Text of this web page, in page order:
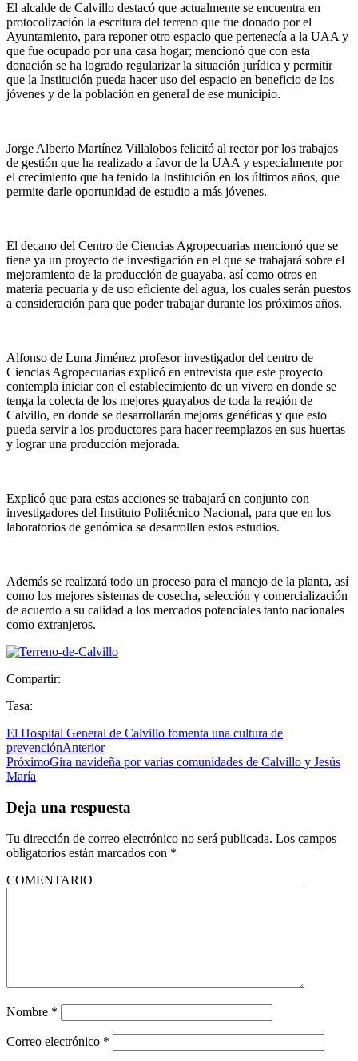
El alcalde de Calvillo destacó que actualmente se encuentra en
protocolización la escritura del terreno que fue donado por el
Ayuntamiento, para reponer otro espacio que pertenecía a la UAA y
que fue ocupado por una casa hogar; mencionó que con esta
donación se ha logrado regularizar la situación jurídica y permitir
que la Institución pueda hacer uso del espacio en beneficio de los
jóvenes y de la población en general de ese municipio.
Jorge Alberto Martínez Villalobos felicitó al rector por los trabajos
de gestión que ha realizado a favor de la UAA y especialmente por
el crecimiento que ha tenido la Institución en los últimos años, que
permite darle oportunidad de estudio a más jóvenes.
El decano del Centro de Ciencias Agropecuarias mencionó que se
tiene ya un proyecto de investigación en el que se trabajará sobre el
mejoramiento de la producción de guayaba, así como otros en
materia pecuaria y de uso eficiente del agua, los cuales serán puestos
a consideración para que poder trabajar durante los próximos años.
Alfonso de Luna Jiménez profesor investigador del centro de
Ciencias Agropecuarias explicó en entrevista que este proyecto
contempla iniciar con el establecimiento de un vivero en donde se
tenga la colecta de los mejores guayabos de toda la región de
Calvillo, en donde se desarrollarán mejoras genéticas y que esto
pueda servir a los productores para hacer reemplazos en sus huertas
y lograr una producción mejorada.
Explicó que para estas acciones se trabajará en conjunto con
investigadores del Instituto Politécnico Nacional, para que en los
laboratorios de genómica se desarrollen estos estudios.
Además se realizará todo un proceso para el manejo de la planta, así
como los mejores sistemas de cosecha, selección y comercialización
de acuerdo a su calidad a los mercados potenciales tanto nacionales
como extranjeros.
Compartir:
Tasa:
El Hospital General de Calvillo fomenta una cultura de
prevenciónAnterior
PróximoGira navideña por varias comunidades de Calvillo y Jesús
María
Deja una respuesta
Tu dirección de correo electrónico no será publicada. Los campos
obligatorios están marcados con *
COMENTARIO
Nombre *
Correo electrónico *